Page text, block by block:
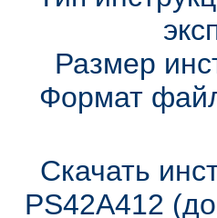
Размер
Формат
Скачать
PS42A412